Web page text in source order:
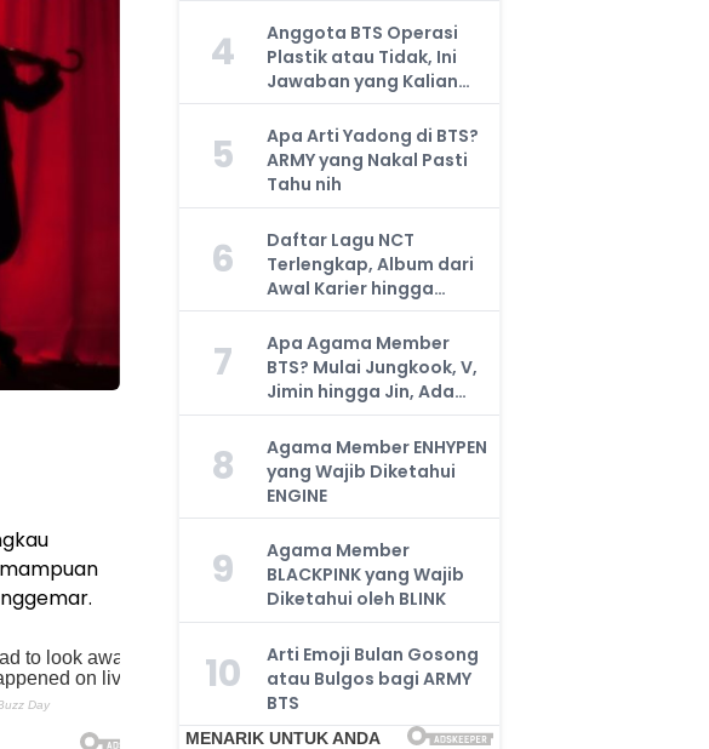
4
Anggota BTS Operasi
Plastik atau Tidak, Ini
Jawaban yang Kalian
Cari
5
Apa Arti Yadong di BTS?
ARMY yang Nakal Pasti
Tahu nih
6
Daftar Lagu NCT
Terlengkap, Album dari
Awal Karier hingga
Sekarang
7
Apa Agama Member
BTS? Mulai Jungkook, V,
Jimin hingga Jin, Ada
yang Atheis
8
Agama Member ENHYPEN
yang Wajib Diketahui
ENGINE
9
Agama Member
BLACKPINK yang Wajib
Diketahui oleh BLINK
10
Arti Emoji Bulan Gosong
atau Bulgos bagi ARMY
BTS